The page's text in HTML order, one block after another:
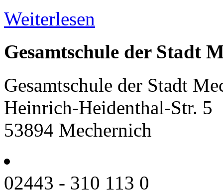
Weiterlesen
Gesamtschule der Stadt
Gesamtschule der Stadt
Heinrich-Heidenthal-Str. 5
53894 Mechernich
02443 - 310 113 0